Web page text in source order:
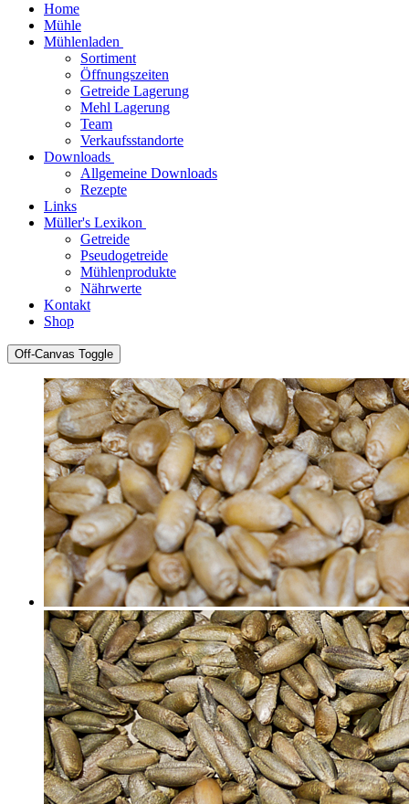
Home
Mühle
Mühlenladen
Sortiment
Öffnungszeiten
Getreide Lagerung
Mehl Lagerung
Team
Verkaufsstandorte
Downloads
Allgemeine Downloads
Rezepte
Links
Müller's Lexikon
Getreide
Pseudogetreide
Mühlenprodukte
Nährwerte
Kontakt
Shop
Off-Canvas Toggle